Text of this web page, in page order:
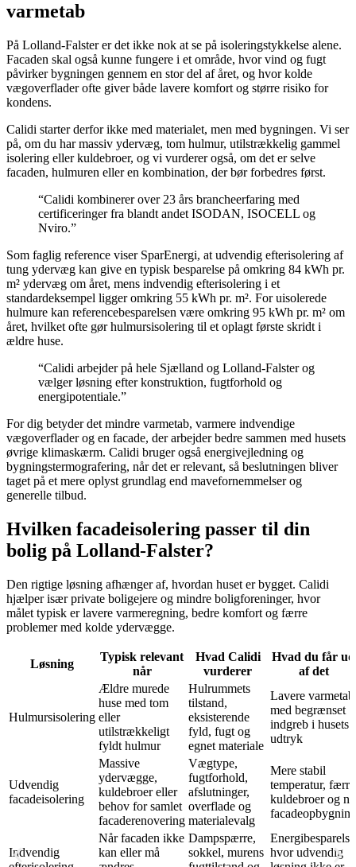
varmetab
På Lolland-Falster er det ikke nok at se på isoleringstykkelse alene.
Facaden skal også kunne fungere i et område, hvor vind og fugt
påvirker bygningen gennem en stor del af året, og hvor kolde
vægoverflader ofte giver både lavere komfort og større risiko for
kondens.
Calidi starter derfor ikke med materialet, men med bygningen. Vi ser
på, om du har massiv ydervæg, tom hulmur, utilstrækkelig gammel
isolering eller kuldebroer, og vi vurderer også, om det er selve
facaden, hulmuren eller en kombination, der bør forbedres først.
“Calidi kombinerer over 23 års brancheerfaring med
certificeringer fra blandt andet ISODAN, ISOCELL og
Nviro.”
Som faglig reference viser SparEnergi, at udvendig efterisolering af
tung ydervæg kan give en typisk besparelse på omkring 84 kWh pr.
m² ydervæg om året, mens indvendig efterisolering i et
standardeksempel ligger omkring 55 kWh pr. m². For uisolerede
hulmure kan referencebesparelsen være omkring 95 kWh pr. m² om
året, hvilket ofte gør hulmursisolering til et oplagt første skridt i
ældre huse.
“Calidi arbejder på hele Sjælland og Lolland-Falster og
vælger løsning efter konstruktion, fugtforhold og
energipotentiale.”
For dig betyder det mindre varmetab, varmere indvendige
vægoverflader og en facade, der arbejder bedre sammen med husets
øvrige klimaskærm. Calidi bruger også energivejledning og
bygningstermografering, når det er relevant, så beslutningen bliver
taget på et mere oplyst grundlag end mavefornemmelser og
generelle tilbud.
Hvilken facadeisolering passer til din
bolig på Lolland-Falster?
Den rigtige løsning afhænger af, hvordan huset er bygget. Calidi
hjælper især private boligejere og mindre boligforeninger, hvor
målet typisk er lavere varmeregning, bedre komfort og færre
problemer med kolde ydervægge.
Løsning
Typisk relevant
når
Hvad Calidi
vurderer
Hvad du får ud
af det
Hulmursisolering
Ældre murede
huse med tom
eller
utilstrækkeligt
fyldt hulmur
Hulrummets
tilstand,
eksisterende
fyld, fugt og
egnet materiale
Lavere varmetab
med begrænset
indgreb i husets
udtryk
Udvendig
facadeisolering
Massive
ydervægge,
kuldebroer eller
behov for samlet
facaderenovering
Vægtype,
fugtforhold,
afslutninger,
overflade og
materialevalg
Mere stabil
temperatur, færre
kuldebroer og ny
facadeopbygning
Indvendig
Når facaden ikke
kan eller må
Dampspærre,
sokkel, murens
Energibesparelse
hvor udvendig